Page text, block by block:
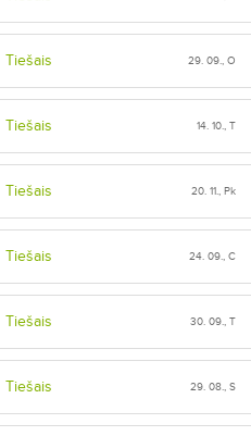
Tiešais 29. 09., O
Tiešais 14. 10., T
Tiešais 20. 11., Pk
Tiešais 24. 09., C
Tiešais 30. 09., T
Tiešais 29. 08., S